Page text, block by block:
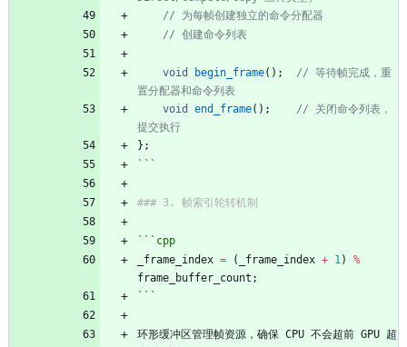
void begin_frame( ) ;
// 等待帧完成，重
void
end_frame( ) ;
// 关闭命令列表，
} ;
```
``` cpp
_frame_index = ( _frame_index + 1)
%
frame_buffer_count ;
```
环形缓冲区管理帧资源，确保 CPU 不会超前 GPU 超